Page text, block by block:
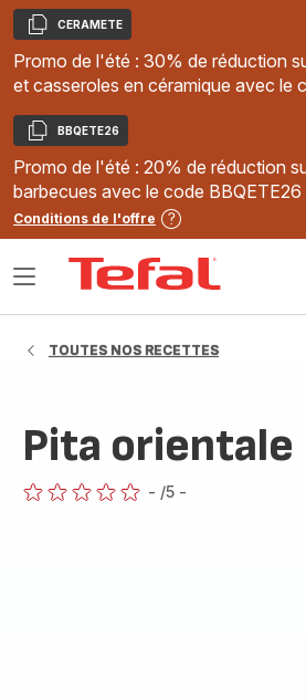
Copier
CERAMETE
Promo de l'été : 30% de réduction
et casseroles en céramique avec le
Copier
BBQETE26
Promo de l'été : 20% de réduction
barbecues avec le code BBQETE26
Conditions de l'offre
Ouvrir
TOUTES NOS RECETTES
Pita orientale
- /5 -